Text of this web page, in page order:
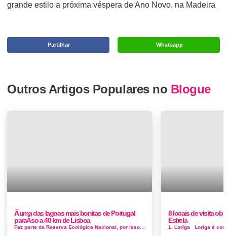
grande estilo a próxima véspera de Ano Novo, na Madeira
Whatsapp
Partilhar
Outros Artigos Populares no Blogue
Ã uma das lagoas mais bonitas de Portugal
paraÃ­so a 40 km de Lisboa
8 locais de visita
Estrela